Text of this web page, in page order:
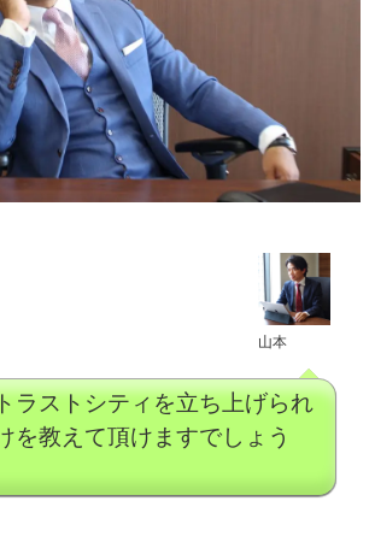
山本
ラストシティを立ち上げられ
を教えて頂けますでしょう